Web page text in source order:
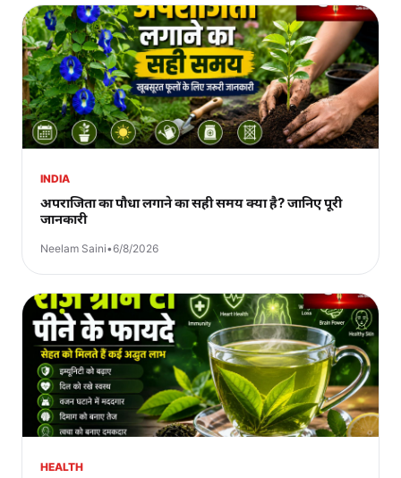
INDIA
अपराजिता का पौधा लगाने का सही समय क्या है? जानिए पूरी
जानकारी
Neelam Saini•6/8/2026
HEALTH